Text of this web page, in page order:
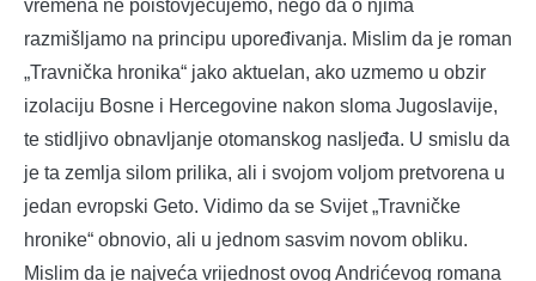
vremena ne poistovjećujemo, nego da o njima
razmišljamo na principu upoređivanja. Mislim da je roman
„Travnička hronika“ jako aktuelan, ako uzmemo u obzir
izolaciju Bosne i Hercegovine nakon sloma Jugoslavije,
te stidljivo obnavljanje otomanskog nasljeđa. U smislu da
je ta zemlja silom prilika, ali i svojom voljom pretvorena u
jedan evropski Geto. Vidimo da se Svijet „Travničke
hronike“ obnovio, ali u jednom sasvim novom obliku.
Mislim da je najveća vrijednost ovog Andrićevog romana